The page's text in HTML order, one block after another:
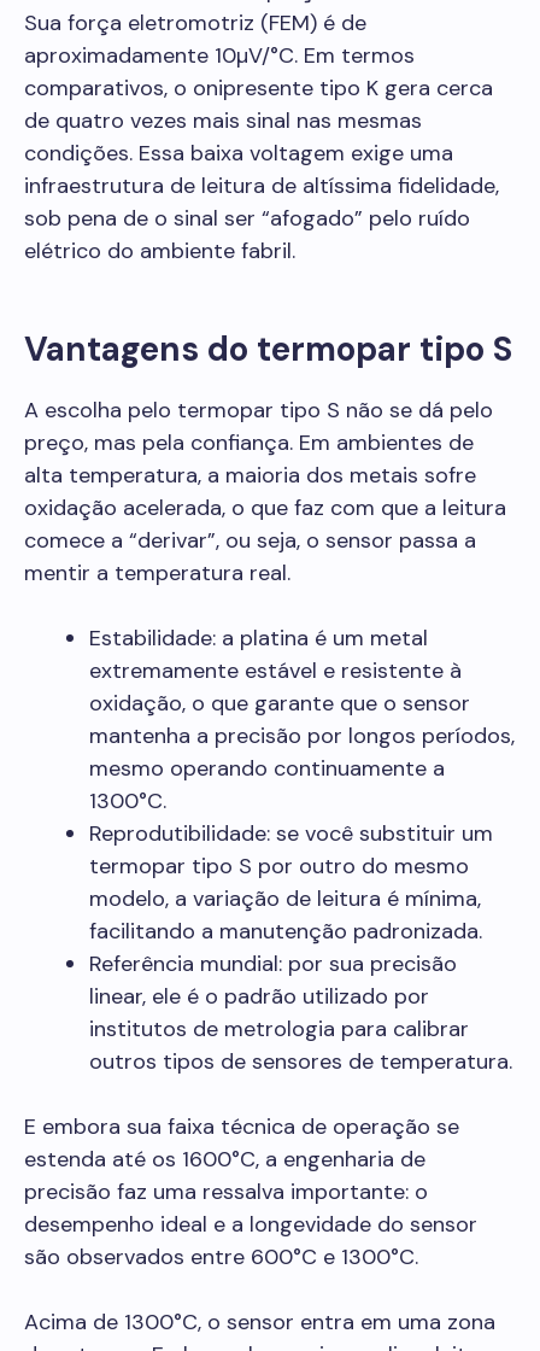
Sua força eletromotriz (FEM) é de
aproximadamente 10µV/°C. Em termos
comparativos, o onipresente tipo K gera cerca
de quatro vezes mais sinal nas mesmas
condições. Essa baixa voltagem exige uma
infraestrutura de leitura de altíssima fidelidade,
sob pena de o sinal ser “afogado” pelo ruído
elétrico do ambiente fabril.
Vantagens do termopar tipo S
A escolha pelo termopar tipo S não se dá pelo
preço, mas pela confiança. Em ambientes de
alta temperatura, a maioria dos metais sofre
oxidação acelerada, o que faz com que a leitura
comece a “derivar”, ou seja, o sensor passa a
mentir a temperatura real.
Estabilidade: a platina é um metal
extremamente estável e resistente à
oxidação, o que garante que o sensor
mantenha a precisão por longos períodos,
mesmo operando continuamente a
1300°C.
Reprodutibilidade: se você substituir um
termopar tipo S por outro do mesmo
modelo, a variação de leitura é mínima,
facilitando a manutenção padronizada.
Referência mundial: por sua precisão
linear, ele é o padrão utilizado por
institutos de metrologia para calibrar
outros tipos de sensores de temperatura.
E embora sua faixa técnica de operação se
estenda até os 1600°C, a engenharia de
precisão faz uma ressalva importante: o
desempenho ideal e a longevidade do sensor
são observados entre 600°C e 1300°C.
Acima de 1300°C, o sensor entra em uma zona